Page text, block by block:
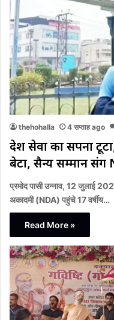
thehohalla 4 सप्ताह ago
देश सेवा का सपना
बेटा, सैन्य सम्मान संग
प्रमोद पासी उन्नाव, 12 जुलाई
अकादमी (NDA) पहुंचे 17 वर्षीय…
Read More »